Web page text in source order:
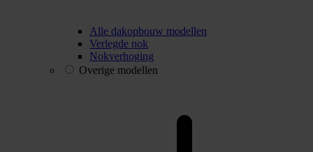
Alle dakopbouw modellen
Verlegde nok
Nokverhoging
Overige modellen